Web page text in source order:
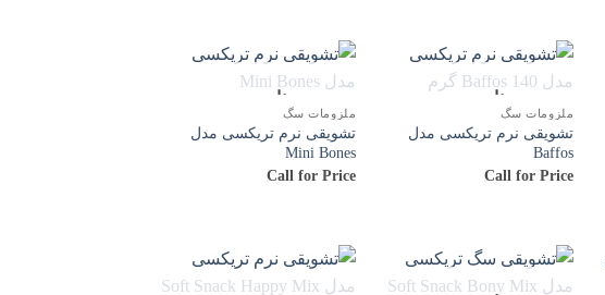
ناموجود
ملزومات سگ
تشویقی نرم تریکسی مدل
Baffos
Call for Price
ناموجود
ملزومات سگ
تشویقی نرم تریکسی مدل
Mini Bones
Call for Price